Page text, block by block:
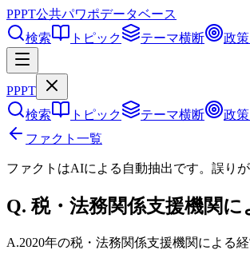
PPPT公共パワポデータベース
検索
トピック テーマ横断 政
PPPT
検索
トピック テーマ横断 政
ファクト一覧
ファクトはAIによる自動抽出です。誤り
Q. 税・法務関係支援機関
A.2020年の税・法務関係支援機関による